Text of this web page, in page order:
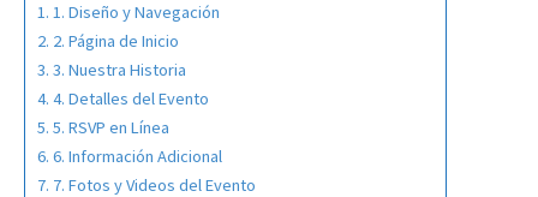
1. Diseño y Navegación
2. Página de Inicio
3. Nuestra Historia
4. Detalles del Evento
5. RSVP en Línea
6. Información Adicional
7. Fotos y Videos del Evento